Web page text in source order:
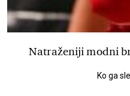
Natraženiji modni
Ko ga